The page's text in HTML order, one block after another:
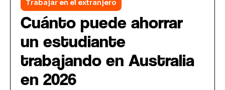
Trabajar en el extranjero
Cuánto puede ahorrar
un estudiante
trabajando en Australia
en 2026